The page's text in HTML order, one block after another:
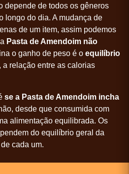
depende de todos os gêneros
longo do dia. A mudança de
de um item, assim podemos
Pasta de Amendoim não
o ganho de peso é o equilíbrio
a relação entre as calorias
se a Pasta de Amendoim incha
desde que consumida com
alimentação equilibrada. Os
do equilíbrio geral da
cada um.